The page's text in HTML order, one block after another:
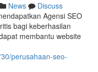
News
Discuss
Agensi SEO
bagi keberhasilan
membantu website
perusahaan-seo-